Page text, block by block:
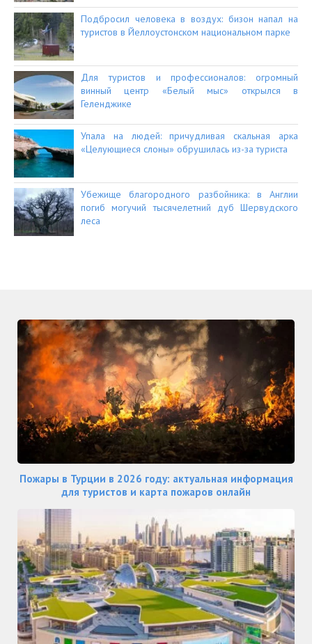
Подбросил человека в воздух: бизон напал на
туристов в Йеллоустонском национальном парке
Для туристов и профессионалов: огромный
винный центр «Белый мыс» открылся в
Геленджике
Упала на людей: причудливая скальная арка
«Целующиеся слоны» обрушилась из-за туриста
Убежище благородного разбойника: в Англии
погиб могучий тысячелетний дуб Шервудского
леса
Пожары в Турции в 2026 году: актуальная информация
для туристов и карта пожаров онлайн